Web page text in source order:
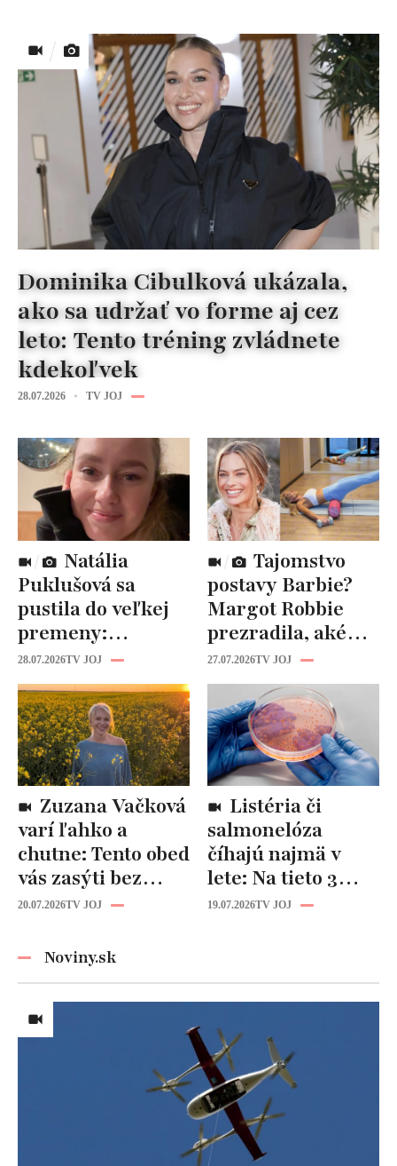
Dominika Cibulková ukázala,
ako sa udržať vo forme aj cez
leto: Tento tréning zvládnete
kdekoľvek
28.07.2026 TV JOJ
Puklušová sa
pustila do veľkej
premeny:
Odborníci však
varujú, pozor na
prísne diéty!
28.07.2026TV JOJ
postavy Barbie?
Margot Robbie
prezradila, aké
cviky jej pomohli
spevniť celé telo
27.07.2026TV JOJ
varí ľahko a
chutne: Tento obed
vás zasýti bez
zbytočných kalórií
20.07.2026TV JOJ
salmonelóza
číhajú najmä v
lete: Na tieto 3
pravidlá pri jedle
19.07.2026TV JOJ
Noviny.sk